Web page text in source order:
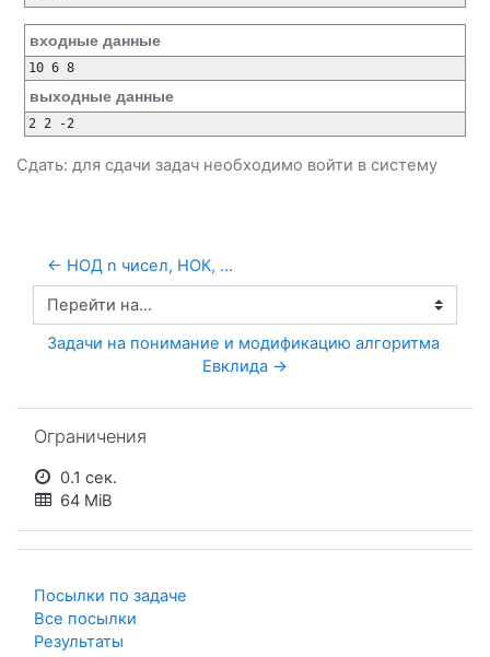
входные данные
10 6 8
выходные данные
2 2 -2
Сдать: для сдачи задач необходимо войти в систему
← НОД n чисел, НОК, ...
Перейти на...
Задачи на понимание и модификацию алгоритма
Евклида →
Ограничения
0.1 сек.
64 MiB
Посылки по задаче
Все посылки
Результаты